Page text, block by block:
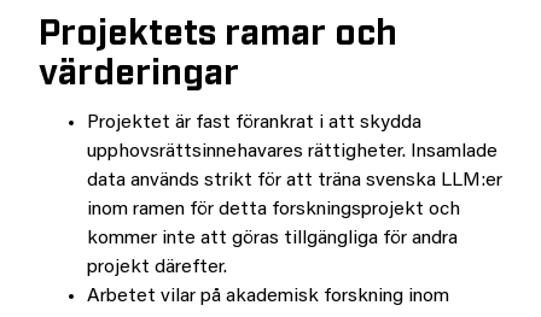
Projektets ramar och
värderingar
Projektet är fast förankrat i att skydda
upphovsrättsinnehavares rättigheter. Insamlade
data används strikt för att träna svenska LLM:er
inom ramen för detta forskningsprojekt och
kommer inte att göras tillgängliga för andra
projekt därefter.
Arbetet vilar på akademisk forskning inom